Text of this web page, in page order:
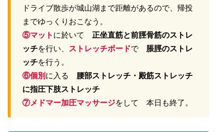
ドライブ散歩が城山湖まで距離があるので、帰投
までゆっくりおこなう。
⑤マット に於いて 正坐直筋と前脛骨筋のストレ
ッチを行い、 ストレッチボードで 脹脛のストレ
ッチを行う。
⑥個別 に入る 腰部ストレッチ・殿筋ストレッチ
に指圧下肢ストレッチ
⑦メドマー加圧マッサージをして 本日も終了。